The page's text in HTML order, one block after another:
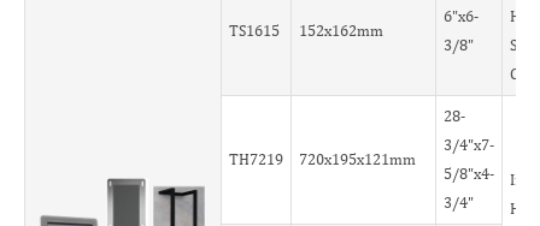
TS1615 152x162mm
6"x6-
3/8"
TH7219 720x195x121mm
28-
3/4"x7-
5/8"x4-
3/4"